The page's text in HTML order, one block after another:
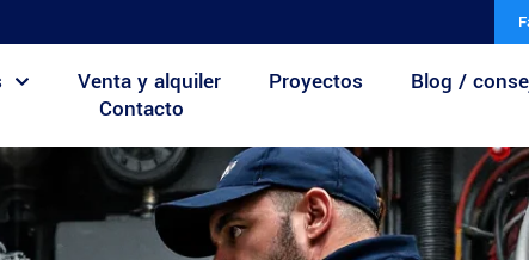
Venta y alquiler Proyectos
Blog /
Contacto